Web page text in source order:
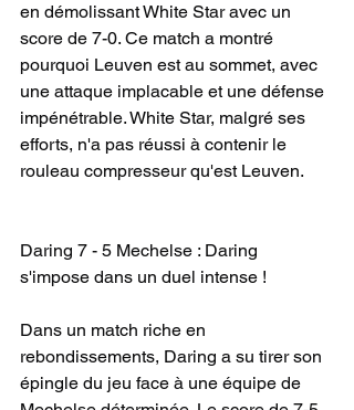
en démolissant White Star avec un
score de 7-0. Ce match a montré
pourquoi Leuven est au sommet, avec
une attaque implacable et une défense
impénétrable. White Star, malgré ses
efforts, n'a pas réussi à contenir le
rouleau compresseur qu'est Leuven.
Daring 7 - 5 Mechelse : Daring
s'impose dans un duel intense !
Dans un match riche en
rebondissements, Daring a su tirer son
épingle du jeu face à une équipe de